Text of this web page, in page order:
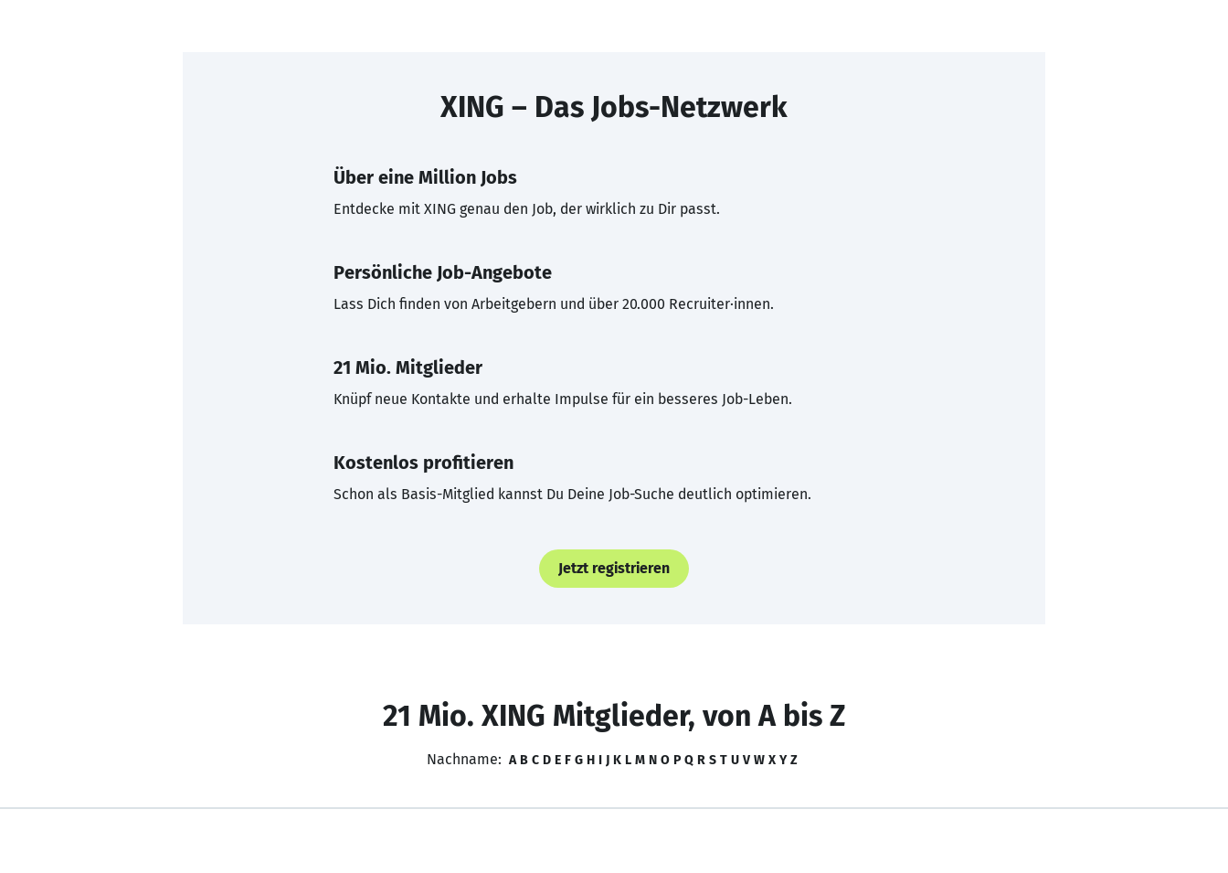
XING – Das Jobs-Netzwerk
Über eine Million Jobs
Entdecke mit XING genau den Job, der wirklich zu Dir passt.
Persönliche Job-Angebote
Lass Dich finden von Arbeitgebern und über 20.000 Recruiter·innen.
21 Mio. Mitglieder
Knüpf neue Kontakte und erhalte Impulse für ein besseres Job-Leben.
Kostenlos profitieren
Schon als Basis-Mitglied kannst Du Deine Job-Suche deutlich optimieren.
Jetzt registrieren
21 Mio. XING Mitglieder, von A bis Z
Nachname: A B C D E F G H I J K L M N O P Q R S T U V W X Y Z